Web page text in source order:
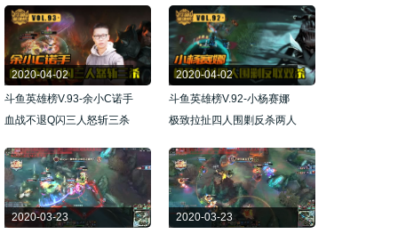
2020-04-02
斗鱼英雄榜V.93-余小C诺手
血战不退Q闪三人怒斩三杀
2020-04-02
斗鱼英雄榜V.92-小杨赛娜
极致拉扯四人围剿反杀两人
2020-03-23
2020-03-23